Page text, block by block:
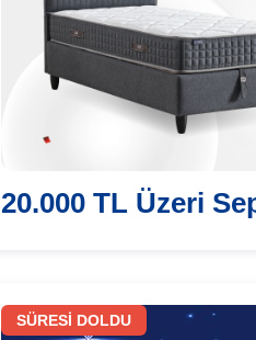
20.000 TL Üzeri
SÜRESİ DOLDU